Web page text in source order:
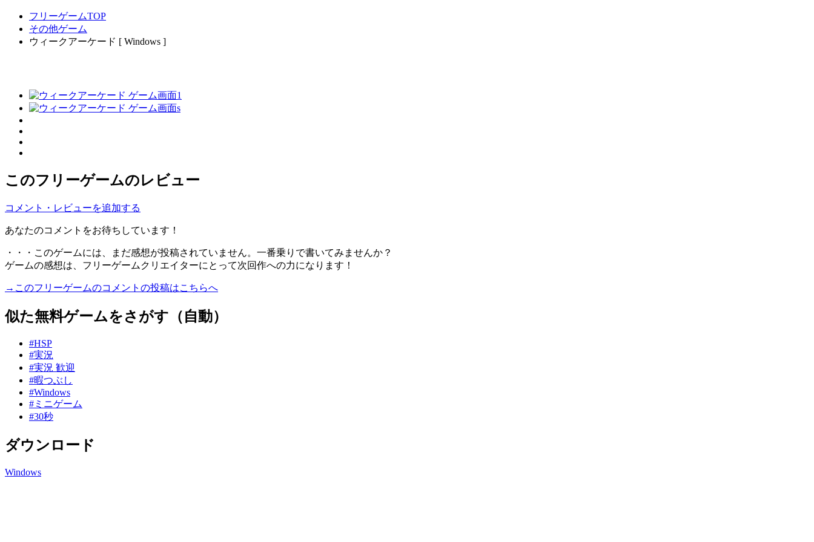
フリーゲームTOP
その他ゲーム
ウィークアーケード [ Windows ]
このフリーゲームのレビュー
コメント・レビューを追加する
あなたのコメントをお待ちしています！
・・・このゲームには、まだ感想が投稿されていません。一番乗りで書いてみませんか？
ゲームの感想は、フリーゲームクリエイターにとって次回作への力になります！
→このフリーゲームのコメントの投稿はこちらへ
似た無料ゲームをさがす（自動）
#HSP
#実況
#実況 歓迎
#暇つぶし
#Windows
#ミニゲーム
#30秒
ダウンロード
Windows